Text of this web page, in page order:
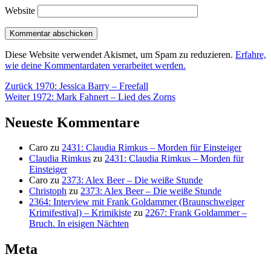
Website
Diese Website verwendet Akismet, um Spam zu reduzieren. Erfahre,
wie deine Kommentardaten verarbeitet werden.
Beitragsnavigation
Zurück Vorheriger
Beitrag:
1970: Jessica Barry – Freefall
Weiter Nächster
1972: Mark Fahnert – Lied des Zorns
Neueste Kommentare
Caro zu 2431: Claudia Rimkus – Morden für Einsteiger
Claudia Rimkus zu 2431: Claudia Rimkus – Morden für
Einsteiger
Caro zu 2373: Alex Beer – Die weiße Stunde
Christoph zu 2373: Alex Beer – Die weiße Stunde
2364: Interview mit Frank Goldammer (Braunschweiger
Krimifestival) – Krimikiste zu 2267: Frank Goldammer –
Bruch. In eisigen Nächten
Meta